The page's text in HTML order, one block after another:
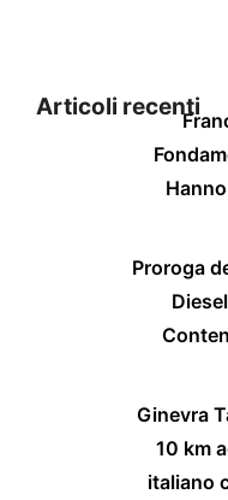
Articoli recenti
Proroga
Ginevra
10 km
italiano